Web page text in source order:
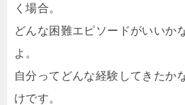
く場合。
どんな困難エピソードがいいか
よ。
自分ってどんな経験してきたか
けです。